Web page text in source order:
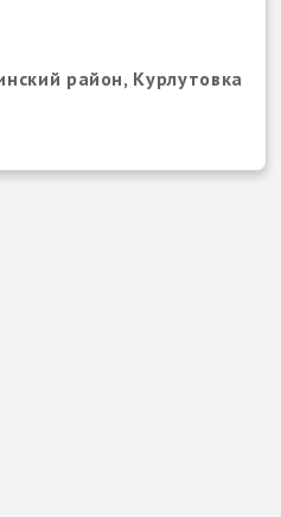
район, Курлутовка